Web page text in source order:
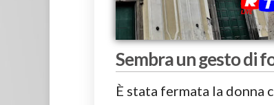
Sembra un gesto di
È stata fermata la donna